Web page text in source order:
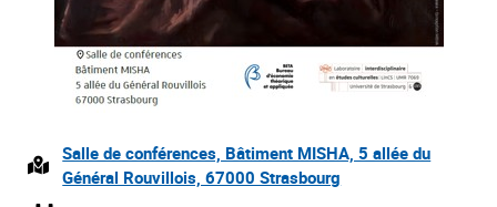
Salle de conférences, Bâtiment MISHA, 5 allée du
Général Rouvillois, 67000 Strasbourg